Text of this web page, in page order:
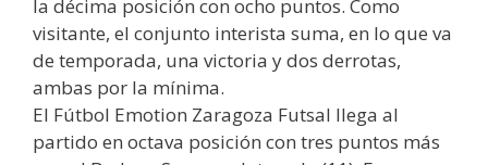
la décima posición con ocho puntos. Como
visitante, el conjunto interista suma, en lo que va
de temporada, una victoria y dos derrotas,
ambas por la mínima.
El Fútbol Emotion Zaragoza Futsal llega al
partido en octava posición con tres puntos más